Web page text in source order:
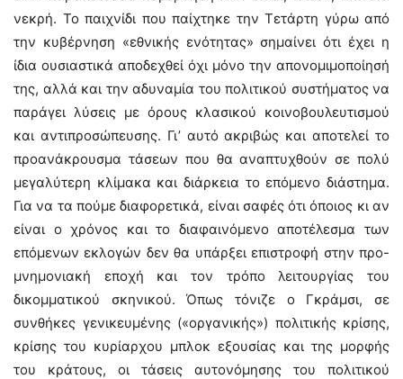
νεκρή. Το παιχνίδι που παίχτηκε την Τετάρτη γύρω από
την κυβέρνηση «εθνικής ενότητας» σημαίνει ότι έχει η
ίδια ουσιαστικά αποδεχθεί όχι μόνο την απονομιμοποίησή
της, αλλά και την αδυναμία του πολιτικού συστήματος να
παράγει λύσεις με όρους κλασικού κοινοβουλευτισμού
και αντιπροσώπευσης. Γι’ αυτό ακριβώς και αποτελεί το
προανάκρουσμα τάσεων που θα αναπτυχθούν σε πολύ
μεγαλύτερη κλίμακα και διάρκεια το επόμενο διάστημα.
Για να τα πούμε διαφορετικά, είναι σαφές ότι όποιος κι αν
είναι ο χρόνος και το διαφαινόμενο αποτέλεσμα των
επόμενων εκλογών δεν θα υπάρξει επιστροφή στην προ-
μνημονιακή εποχή και τον τρόπο λειτουργίας του
δικομματικού σκηνικού. Όπως τόνιζε ο Γκράμσι, σε
συνθήκες γενικευμένης («οργανικής») πολιτικής κρίσης,
κρίσης του κυρίαρχου μπλοκ εξουσίας και της μορφής
του κράτους, οι τάσεις αυτονόμησης του πολιτικού